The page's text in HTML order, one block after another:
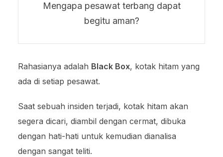
Mengapa pesawat terbang dapat
begitu aman?
Rahasianya adalah Black Box, kotak hitam yang
ada di setiap pesawat.
Saat sebuah insiden terjadi, kotak hitam akan
segera dicari, diambil dengan cermat, dibuka
dengan hati-hati untuk kemudian dianalisa
dengan sangat teliti.